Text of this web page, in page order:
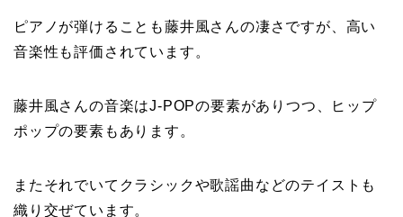
ピアノが弾けることも藤井風さんの凄さですが、高い
音楽性も評価されています。
藤井風さんの音楽はJ-POPの要素がありつつ、ヒップ
ポップの要素もあります。
またそれでいてクラシックや歌謡曲などのテイストも
織り交ぜています。